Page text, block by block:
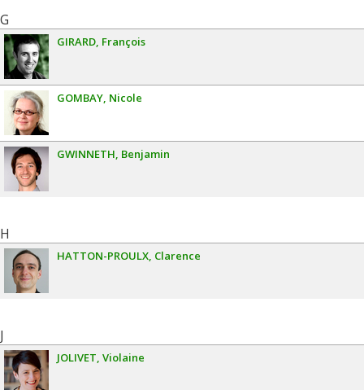
G
GIRARD François
GOMBAY Nicole
GWINNETH Benjamin
H
HATTON-PROULX Clarence
J
JOLIVET Violaine